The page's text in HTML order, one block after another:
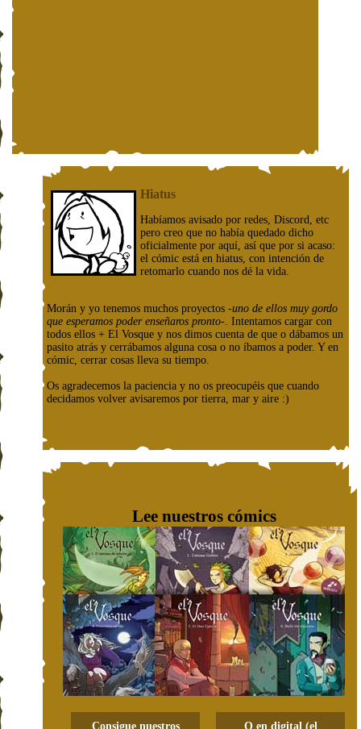
Hiatus
Habíamos avisado por redes, Discord, etc
pero creo que no había quedado dicho
oficialmente por aquí, así que por si acaso:
el cómic está en hiatus, con intención de
retomarlo cuando nos dé la vida.
Morán y yo tenemos muchos proyectos -uno de ellos muy gordo
que esperamos poder enseñaros pronto- . Intentamos cargar con
todos ellos + El Vosque y nos dimos cuenta de que o dábamos un
pasito atrás y cerrábamos alguna cosa o no íbamos a poder. Y en
cómic, cerrar cosas lleva su tiempo.
Os agradecemos la paciencia y no os preocupéis que cuando
decidamos volver avisaremos por tierra, mar y aire :)
Lee nuestros cómics
Consigue nuestros O en digital (el